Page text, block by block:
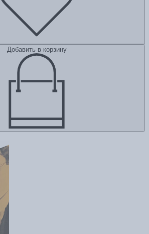
Добавить в корзину